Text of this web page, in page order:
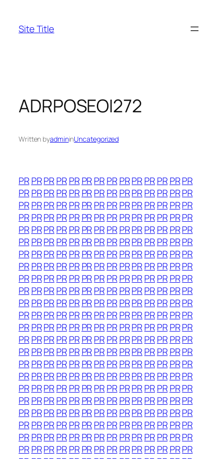
content
Site Title
ADRPOSEOI272
Written byadmininUncategorized
PRPRPRPRPR PRPRPRPRPRPRPR PRPR
PRPRPRPRPR PRPRPRPRPRPRPR PRPR
PRPRPRPRPR PRPRPRPRPRPRPR PRPR
PRPRPRPRPR PRPRPRPRPRPRPR PRPR
PRPRPRPRPR PRPRPRPRPRPRPR PRPR
PRPRPRPRPR PRPRPRPRPRPRPR PRPR
PRPRPRPRPR PRPRPRPRPRPRPR PRPR
PRPRPRPRPR PRPRPRPRPRPRPR PRPR
PRPRPRPRPR PRPRPRPRPRPRPR PRPR
PRPRPRPRPR PRPRPRPRPRPRPR PRPR
PRPRPRPRPR PRPRPRPRPRPRPR PRPR
PRPRPRPRPR PRPRPRPRPRPRPR PRPR
PRPRPRPRPR PRPRPRPRPRPRPR PRPR
PRPRPRPRPR PRPRPRPRPRPRPR PRPR
PRPRPRPRPR PRPRPRPRPRPRPR PRPR
PRPRPRPRPR PRPRPRPRPRPRPR PRPR
PRPRPRPRPR PRPRPRPRPRPRPR PRPR
PRPRPRPRPR PRPRPRPRPRPRPR PRPR
PRPRPRPRPR PRPRPRPRPRPRPR PRPR
PRPRPRPRPR PRPRPRPRPRPRPR PRPR
PRPRPRPRPR PRPRPRPRPRPRPR PRPR
PRPRPRPRPR PRPRPRPRPRPRPR PRPR
PRPRPRPRPR PRPRPRPRPRPRPR PRPR